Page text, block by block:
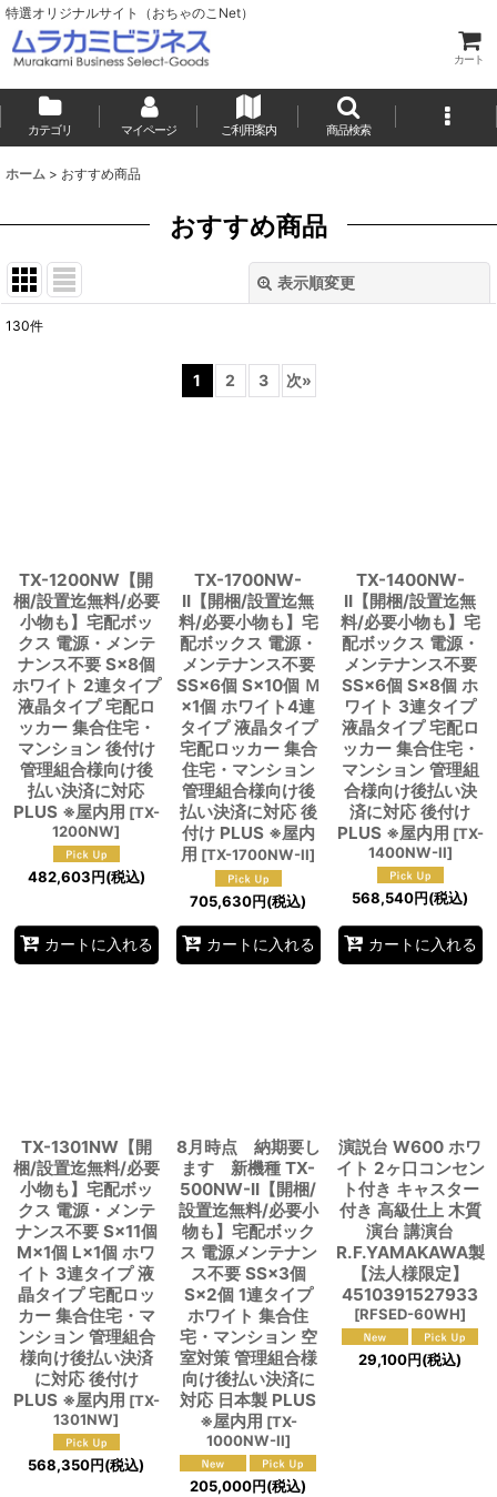
特選オリジナルサイト（おちゃのこNet）
カート
カテゴリ マイページ ご利用案内 商品検索
ホーム > おすすめ商品
おすすめ商品
表示順変更
130件
1 2 3 次»
TX-1200NW【開
梱/設置迄無料/必要
小物も】宅配ボッ
クス 電源・メンテ
ナンス不要 S×8個
ホワイト 2連タイプ
液晶タイプ 宅配ロ
ッカー 集合住宅・
マンション 後付け
管理組合様向け後
払い決済に対応
PLUS ※屋内用 [TX-
1200NW]
482,603円(税込)
カートに入れる
TX-1700NW-
II【開梱/設置迄無
料/必要小物も】宅
配ボックス 電源・
メンテナンス不要
SS×6個 S×10個 Ｍ
×1個 ホワイト4連
タイプ 液晶タイプ
宅配ロッカー 集合
住宅・マンション
管理組合様向け後
払い決済に対応 後
付け PLUS ※屋内
用 [TX-1700NW-II]
705,630円(税込)
カートに入れる
TX-1400NW-
II【開梱/設置迄無
料/必要小物も】宅
配ボックス 電源・
メンテナンス不要
SS×6個 S×8個 ホ
ワイト 3連タイプ
液晶タイプ 宅配ロ
ッカー 集合住宅・
マンション 管理組
合様向け後払い決
済に対応 後付け
PLUS ※屋内用 [TX-
1400NW-II]
568,540円(税込)
カートに入れる
TX-1301NW【開
梱/設置迄無料/必要
小物も】宅配ボッ
クス 電源・メンテ
ナンス不要 S×11個
M×1個 L×1個 ホワ
イト 3連タイプ 液
晶タイプ 宅配ロッ
カー 集合住宅・マ
ンション 管理組合
様向け後払い決済
に対応 後付け
PLUS ※屋内用 [TX-
1301NW]
568,350円(税込)
8月時点 納期要し
ます 新機種 TX-
500NW-II【開梱/
設置迄無料/必要小
物も】宅配ボック
ス 電源メンテナン
ス不要 SS×3個
S×2個 1連タイプ
ホワイト 集合住
宅・マンション 空
室対策 管理組合様
向け後払い決済に
対応 日本製 PLUS
※屋内用 [TX-
1000NW-II]
205,000円(税込)
演説台 W600 ホワ
イト 2ヶ口コンセン
ト付き キャスター
付き 高級仕上 木質
演台 講演台
R.F.YAMAKAWA製
【法人様限定】
4510391527933
[RFSED-60WH]
29,100円(税込)